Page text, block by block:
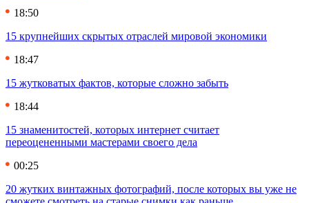
18:50
15 крупнейших скрытых отраслей мировой экономики
18:47
15 жутковатых фактов, которые сложно забыть
18:44
15 знаменитостей, которых интернет считает
переоцененными мастерами своего дела
00:25
20 жутких винтажных фотографий, после которых вы уже не